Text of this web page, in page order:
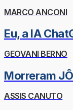
MARCO ANCONI
Eu, a IA
GEOVANI BERNO
Morreram JÔ
ASSIS CANUTO